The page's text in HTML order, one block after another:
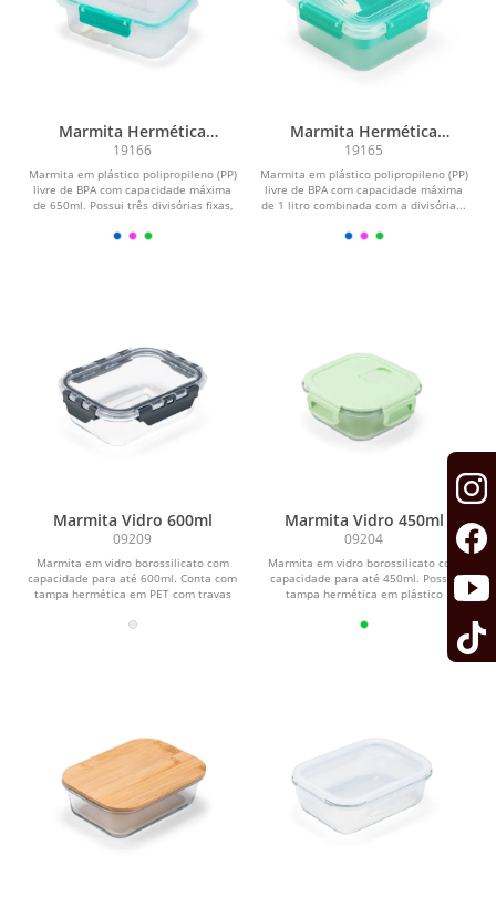
Marmita Hermética
Plástico 650ml
19166
Marmita em plástico polipropileno (PP)
livre de BPA com capacidade máxima
de 650ml. Possui três divisórias fixas,
Marmita Hermética
Plástico 1L
19165
Marmita em plástico polipropileno (PP)
livre de BPA com capacidade máxima
de 1 litro combinada com a divisória...
Marmita Vidro 600ml
09209
Marmita em vidro borossilicato com
capacidade para até 600ml. Conta com
tampa hermética em PET com travas
Marmita Vidro 450ml
09204
Marmita em vidro borossilicato com
capacidade para até 450ml. Possui
tampa hermética em plástico